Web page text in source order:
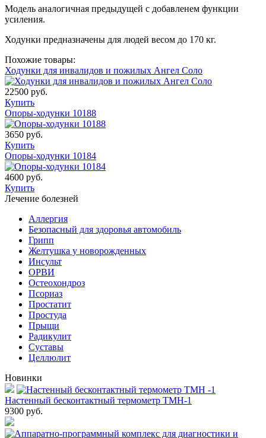
Модель аналогичная предыдущей с добавленем функции
усиления.
Ходунки предназначены для людей весом до 170 кг.
Похожие товары:
Ходунки для инвалидов и пожилых Ангел Соло
22500 руб.
Купить
Опоры-ходунки 10188
3650 руб.
Купить
Опоры-ходунки 10184
4600 руб.
Купить
Лечение болезней
Аллергия
Безопасный для здоровья автомобиль
Грипп
Желтушка у новорожденных
Инсульт
ОРВИ
Остеохондроз
Пcориаз
Простатит
Простуда
Прыщи
Радикулит
Суставы
Целлюлит
Новинки
Настенный бесконтактный термометр ТМН-1
9300 руб.